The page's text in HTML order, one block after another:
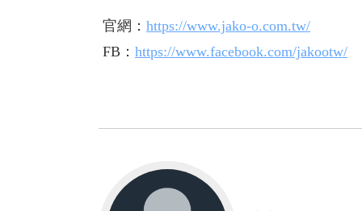
官網： https://www.jako-o.com.tw/
FB： https://www.facebook.com/jakootw/